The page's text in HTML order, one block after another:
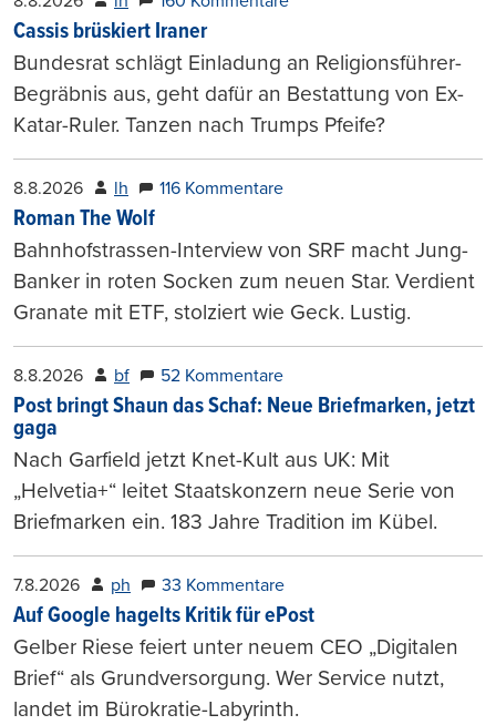
Cassis brüskiert Iraner
Bundesrat schlägt Einladung an Religionsführer-
Begräbnis aus, geht dafür an Bestattung von Ex-
Katar-Ruler. Tanzen nach Trumps Pfeife?
8.8.2026 lh 116 Kommentare
Roman The Wolf
Bahnhofstrassen-Interview von SRF macht Jung-
Banker in roten Socken zum neuen Star. Verdient
Granate mit ETF, stolziert wie Geck. Lustig.
8.8.2026 bf 52 Kommentare
Post bringt Shaun das Schaf: Neue Briefmarken, jetzt
gaga
Nach Garfield jetzt Knet-Kult aus UK: Mit
„Helvetia+“ leitet Staatskonzern neue Serie von
Briefmarken ein. 183 Jahre Tradition im Kübel.
7.8.2026 ph 33 Kommentare
Auf Google hagelts Kritik für ePost
Gelber Riese feiert unter neuem CEO „Digitalen
Brief“ als Grundversorgung. Wer Service nutzt,
landet im Bürokratie-Labyrinth.